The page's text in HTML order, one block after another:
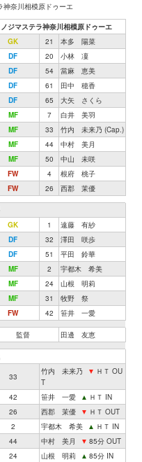
奈川相模原ドゥーエ
ノジマステラ神奈川相模原ドゥーエ
GK 21
本多 陽菜
DF 20
小林 凜
DF 54
當麻 恵美
DF 61
田中 穂香
DF 65
大矢 さくら
MF 7
白井 美羽
MF 33
竹内 未来乃 (Cap.)
MF 44
中村 美月
MF 50
中山 未咲
FW 4
根府 桃子
FW 26 西郡 茉優
GK 1
遠藤 有紗
DF 32
澤田 咲歩
DF 51
平田 鈴華
MF 2
宇都木 希美
MF 24
山根 明莉
MF 31
牧野 祭
FW 42 笹井 一愛
監督 田邊 友恵
33
竹内 未来乃 ▼ ＨＴ OU
T
42 笹井 一愛 ▲ ＨＴ IN
26 西郡 茉優 ▼ ＨＴ OUT
2 宇都木 希美 ▲ ＨＴ IN
44
中村 美月 ▼ 85分 OUT
24
山根 明莉 ▲ 85分 IN